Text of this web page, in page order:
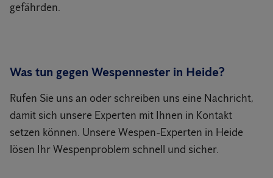
gefährden.
Was tun gegen Wespennester in Heide?
Rufen Sie uns an oder schreiben uns eine Nachricht,
damit sich unsere Experten mit Ihnen in Kontakt
setzen können. Unsere Wespen-Experten in Heide
lösen Ihr Wespenproblem schnell und sicher.